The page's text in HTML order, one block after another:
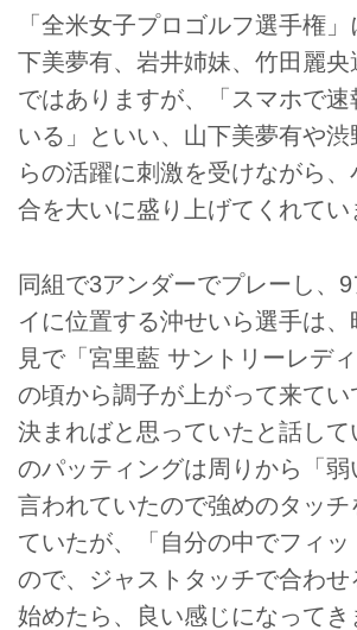
「全米女子プロゴルフ選手権
下美夢有、岩井姉妹、竹田麗央
ではありますが、「スマホで速
いる」といい、山下美夢有や
らの活躍に刺激を受けながら
合を大いに盛り上げてくれてい
同組で3アンダーでプレーし、
イに位置する沖せいら選手は
見で「宮里藍 サントリーレディ
の頃から調子が上がって来て
決まればと思っていたと話して
のパッティングは周りから「弱
言われていたので強めのタッチ
ていたが、「自分の中でフィッ
ので、ジャストタッチで合わせ
始めたら、良い感じになってき